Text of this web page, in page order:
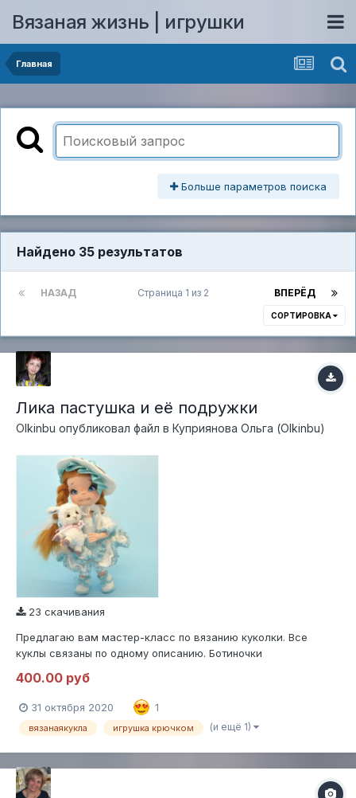
Вязаная жизнь | игрушки
Главная
Больше параметров поиска
Найдено 35 результатов
НАЗАД ВПЕРЁД
Страница 1 из 2
СОРТИРОВКА
Лика пастушка и её подружки
Olkinbu опубликовал файл в Куприянова Ольга (Olkinbu)
23 скачивания
Предлагаю вам мастер-класс по вязанию куколки. Все
куклы связаны по одному описанию. Ботиночки
описаны два варианта крепления волос-трессы и из пряжи
безузелковым способом. Используется проволочный каркас
для устойчивости игрушки. Глазки нарисованы...
400.00 руб
31 октября 2020 1
вязанаякукла игрушка крючком (и ещё 1)